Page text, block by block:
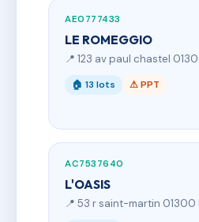
AE0777433
LE ROMEGGIO
📍 123 av paul chastel
🏠 13 lots ⚠ PPT
AC7537640
L'OASIS
📍 53 r saint-martin 01300